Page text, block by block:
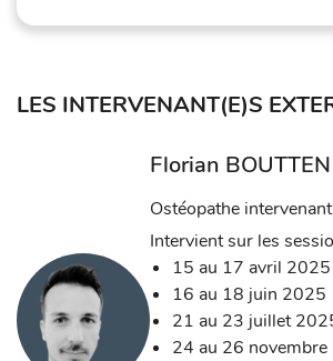
LES INTERVENANT(E)S
Florian BOUTTEN
Ostéopathe
Intervient sur les
15 au 17 avril 2025
16 au 18 juin 2025
21 au 23 juillet
24 au 26